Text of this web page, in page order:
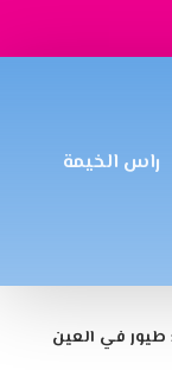
راس الخيمة
في العين